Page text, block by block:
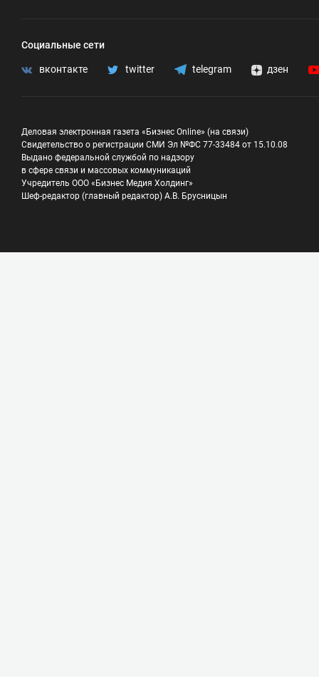
Социальные сети
вконтакте twitter telegram дзен
Деловая электронная газета «Бизнес Online» (на связи)
Свидетельство о регистрации СМИ Эл №ФС 77-33484 от 15.10.08
Выдано федеральной службой по надзору
в сфере связи и массовых коммуникаций
Учредитель ООО «Бизнес Медия Холдинг»
Шеф-редактор (главный редактор) А.В. Брусницын